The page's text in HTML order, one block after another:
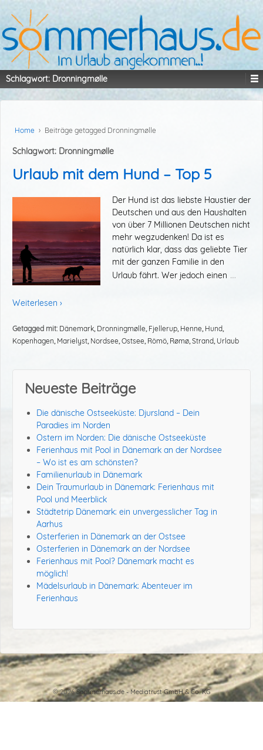
Schlagwort: Dronningmølle
Home › Beiträge getagged Dronningmølle
Schlagwort: Dronningmølle
Urlaub mit dem Hund – Top 5
Der Hund ist das liebste Haustier der
Deutschen und aus den Haushalten
von über 7 Millionen Deutschen nicht
mehr wegzudenken! Da ist es
natürlich klar, dass das geliebte Tier
mit der ganzen Familie in den
Urlaub fährt. Wer jedoch einen …
Weiterlesen ›
Getagged mit: Dänemark, Dronningmølle, Fjellerup, Henne, Hund,
Kopenhagen, Marielyst, Nordsee,Ostsee, Römö, Rømø,Strand, Urlaub
Neueste Beiträge
Die dänische Ostseeküste: Djursland – Dein
Paradies im Norden
Ostern im Norden: Die dänische Ostseeküste
Ferienhaus mit Pool in Dänemark an der Nordsee
– Wo ist es am schönsten?
Familienurlaub in Dänemark
Dein Traumurlaub in Dänemark: Ferienhaus mit
Pool und Meerblick
Städtetrip Dänemark: ein unvergesslicher Tag in
Aarhus
Osterferien in Dänemark an der Ostsee
Osterferien in Dänemark an der Nordsee
Ferienhaus mit Pool? Dänemark macht es
möglich!
Mädelsurlaub in Dänemark: Abenteuer im
Ferienhaus
© 2026Sommerhaus.de - Mediatrust GmbH & Co. KG